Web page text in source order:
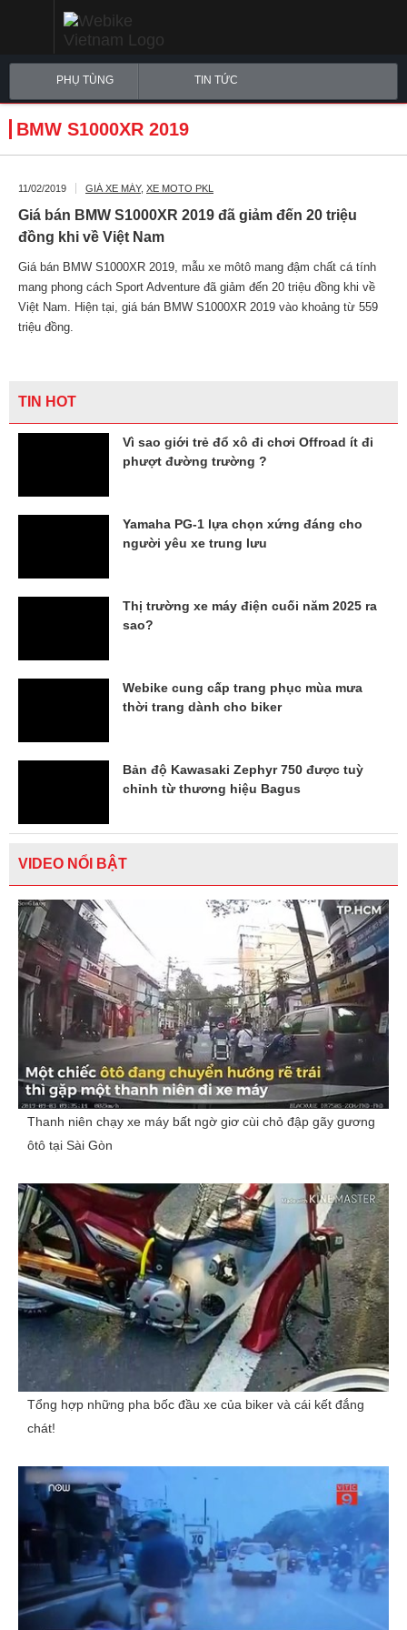
PHỤ TÙNG TIN TỨC
BMW S1000XR 2019
11/02/2019 GIÁ XE MÁY, XE MOTO PKL
Giá bán BMW S1000XR 2019 đã giảm đến 20 triệu
đồng khi về Việt Nam
Giá bán BMW S1000XR 2019, mẫu xe môtô mang đậm chất cá tính
mang phong cách Sport Adventure đã giảm đến 20 triệu đồng khi về
Việt Nam. Hiện tại, giá bán BMW S1000XR 2019 vào khoảng từ 559
triệu đồng.
TIN HOT
Vì sao giới trẻ đổ xô đi chơi Offroad ít đi
phượt đường trường ?
Yamaha PG-1 lựa chọn xứng đáng cho
người yêu xe trung lưu
Thị trường xe máy điện cuối năm 2025 ra
sao?
Webike cung cấp trang phục mùa mưa
thời trang dành cho biker
Bản độ Kawasaki Zephyr 750 được tuỳ
chỉnh từ thương hiệu Bagus
VIDEO NỔI BẬT
Thanh niên chạy xe máy bất ngờ giơ cùi chỏ đập gãy gương
ôtô tại Sài Gòn
Tổng hợp những pha bốc đầu xe của biker và cái kết đắng
chát!